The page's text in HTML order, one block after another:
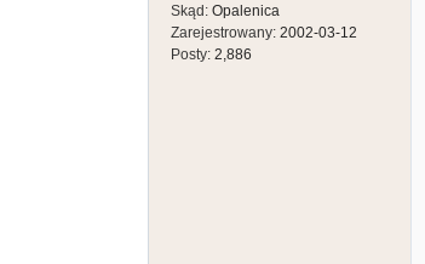
Skąd: Opalenica
Zarejestrowany: 2002-03-12
Posty: 2,886